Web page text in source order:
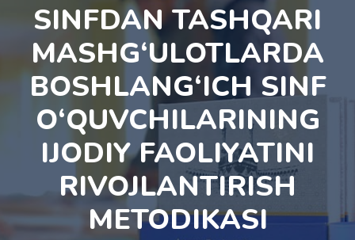
SINFDAN TASHQARI
MASHG‘ULOTLARDA
BOSHLANG‘ICH SINF
O‘QUVCHILARINING
IJODIY FAOLIYATINI
RIVOJLANTIRISH
METODIKASI